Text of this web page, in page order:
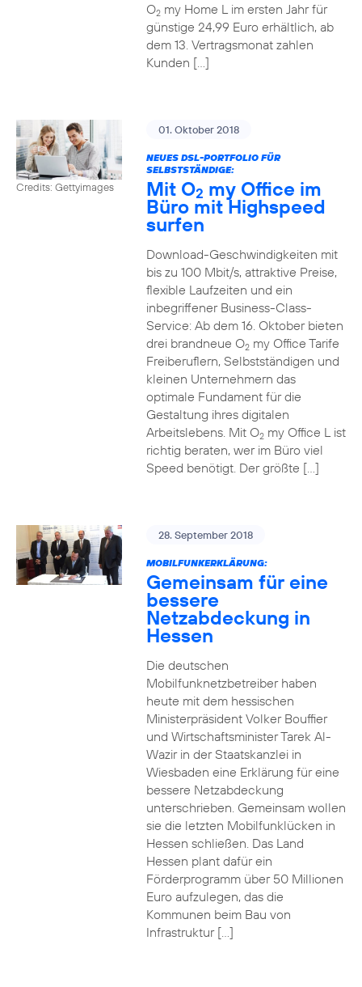
O2my Home L im ersten Jahr für
günstige 24,99 Euro erhältlich, ab
dem 13. Vertragsmonat zahlen
Kunden […]
Credits: Gettyimages
01. Oktober 2018
NEUES DSL-PORTFOLIO FÜR
SELBSTSTÄNDIGE:
Mit O2 my Office im
Büro mit Highspeed
surfen
Download-Geschwindigkeiten mit
bis zu 100 Mbit/s, attraktive Preise,
flexible Laufzeiten und ein
inbegriffener Business-Class-
Service: Ab dem 16. Oktober bieten
drei brandneue O2my Office Tarife
Freiberuflern, Selbstständigen und
kleinen Unternehmern das
optimale Fundament für die
Gestaltung ihres digitalen
Arbeitslebens. Mit O2my Office L ist
richtig beraten, wer im Büro viel
Speed benötigt. Der größte […]
28. September 2018
MOBILFUNKERKLÄRUNG:
Gemeinsam für eine
bessere
Netzabdeckung in
Hessen
Die deutschen
Mobilfunknetzbetreiber haben
heute mit dem hessischen
Ministerpräsident Volker Bouffier
und Wirtschaftsminister Tarek Al-
Wazir in der Staatskanzlei in
Wiesbaden eine Erklärung für eine
bessere Netzabdeckung
unterschrieben. Gemeinsam wollen
sie die letzten Mobilfunklücken in
Hessen schließen. Das Land
Hessen plant dafür ein
Förderprogramm über 50 Millionen
Euro aufzulegen, das die
Kommunen beim Bau von
Infrastruktur […]